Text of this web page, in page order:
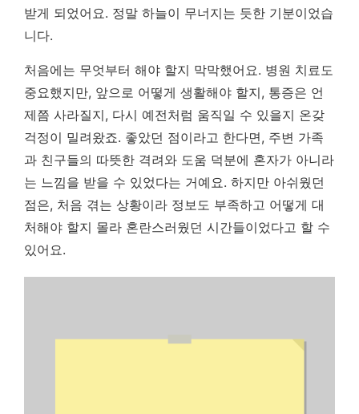
받게 되었어요. 정말 하늘이 무너지는 듯한 기분이었습
니다.
처음에는 무엇부터 해야 할지 막막했어요. 병원 치료도
중요했지만, 앞으로 어떻게 생활해야 할지, 통증은 언
제쯤 사라질지, 다시 예전처럼 움직일 수 있을지 온갖
걱정이 밀려왔죠. 좋았던 점이라고 한다면, 주변 가족
과 친구들의 따뜻한 격려와 도움 덕분에 혼자가 아니라
는 느낌을 받을 수 있었다는 거예요. 하지만 아쉬웠던
점은, 처음 겪는 상황이라 정보도 부족하고 어떻게 대
처해야 할지 몰라 혼란스러웠던 시간들이었다고 할 수
있어요.